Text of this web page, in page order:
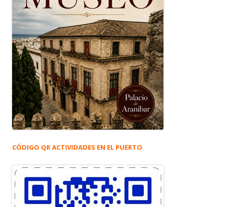
CÓDIGO QR ACTIVIDADES EN EL PUERTO